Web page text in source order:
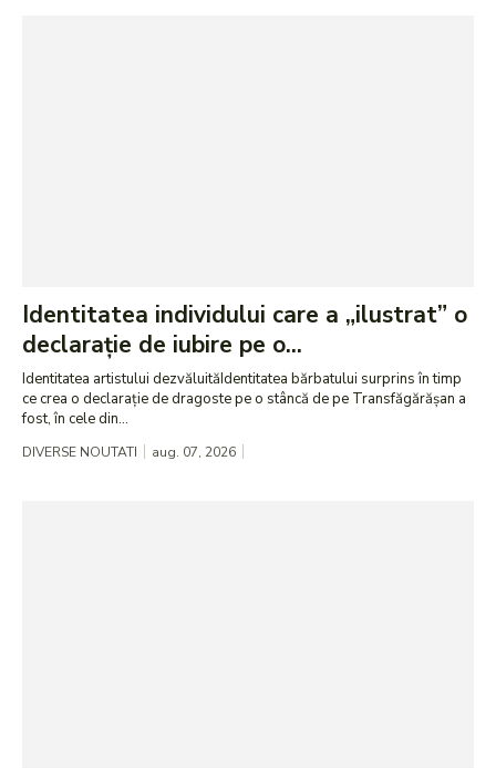
Identitatea individului care a „ilustrat” o
declarație de iubire pe o...
Identitatea artistului dezvăluităIdentitatea bărbatului surprins în timp
ce crea o declarație de dragoste pe o stâncă de pe Transfăgărășan a
fost, în cele din...
DIVERSE NOUTATI aug. 07, 2026